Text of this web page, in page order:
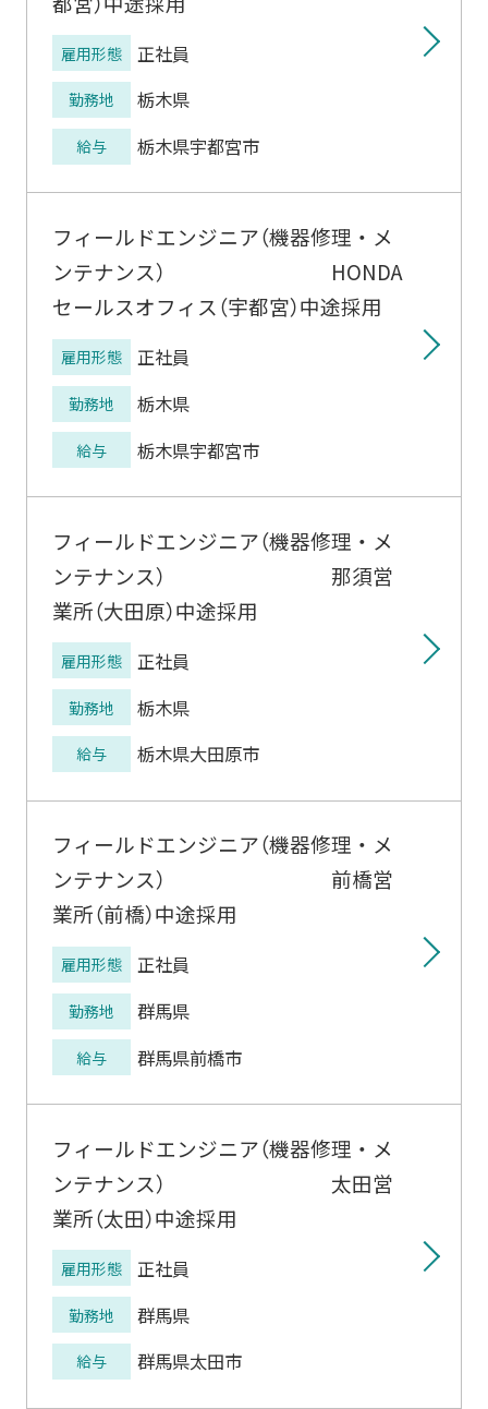
雇用形態 正社員
勤務地 栃木県
給与 栃木県宇都宮市
フィールドエンジニア（機器修理・メ
ンテナンス） HONDA
セールスオフィス（宇都宮）中途採用
雇用形態 正社員
勤務地 栃木県
給与 栃木県宇都宮市
フィールドエンジニア（機器修理・メ
ンテナンス） 那須営
業所（大田原）中途採用
雇用形態 正社員
勤務地 栃木県
給与 栃木県大田原市
フィールドエンジニア（機器修理・メ
ンテナンス） 前橋営
業所（前橋）中途採用
雇用形態 正社員
勤務地 群馬県
給与 群馬県前橋市
フィールドエンジニア（機器修理・メ
ンテナンス） 太田営
業所（太田）中途採用
雇用形態 正社員
勤務地 群馬県
給与 群馬県太田市